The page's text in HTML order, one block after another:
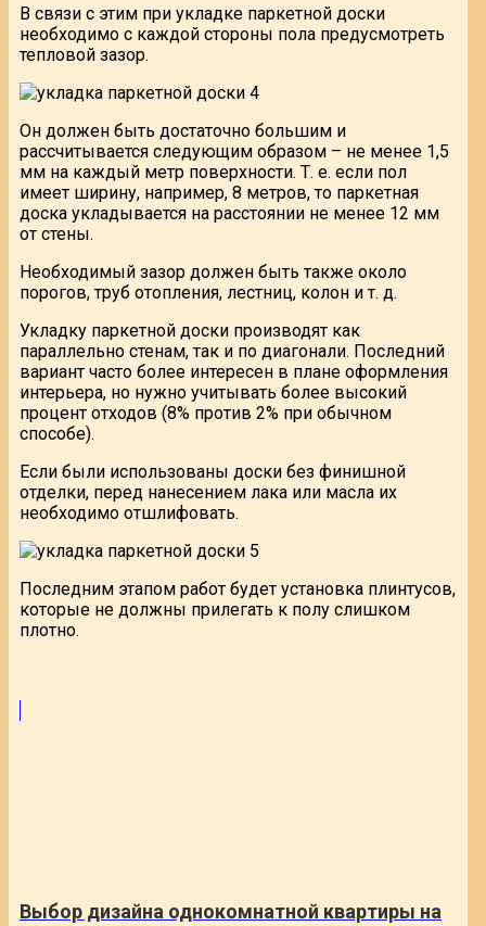
В связи с этим при укладке паркетной доски
необходимо с каждой стороны пола предусмотреть
тепловой зазор.
Он должен быть достаточно большим и
рассчитывается следующим образом – не менее 1,5
мм на каждый метр поверхности. Т. е. если пол
имеет ширину, например, 8 метров, то паркетная
доска укладывается на расстоянии не менее 12 мм
от стены.
Необходимый зазор должен быть также около
порогов, труб отопления, лестниц, колон и т. д.
Укладку паркетной доски производят как
параллельно стенам, так и по диагонали. Последний
вариант часто более интересен в плане оформления
интерьера, но нужно учитывать более высокий
процент отходов (8% против 2% при обычном
способе).
Если были использованы доски без финишной
отделки, перед нанесением лака или масла их
необходимо отшлифовать.
Последним этапом работ будет установка плинтусов,
которые не должны прилегать к полу слишком
плотно.
Выбор дизайна однокомнатной квартиры на